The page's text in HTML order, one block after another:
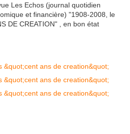
Les Echos (journal quotidien
et financière) "1908-2008, le
DE CREATION" , en bon état